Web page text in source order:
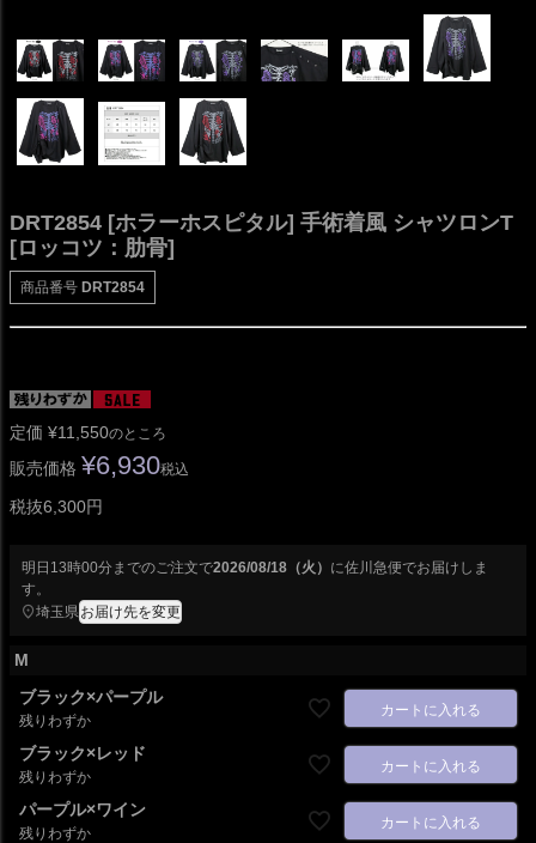
DRT2854 [ホラーホスピタル] 手術着風 シャツロンT
[ロッコツ：肋骨]
商品番号 DRT2854
定価 ¥11,550のところ
販売価格 ¥6,930税込
税抜6,300円
明日 13時00分までのご注文で2026/08/18（火） に佐川急便でお届けしま
す。
埼玉県お届け先を変更
M
ブラック×パープル
残りわずか
カートに入れる
ブラック×レッド
残りわずか
カートに入れる
パープル×ワイン
残りわずか
カートに入れる